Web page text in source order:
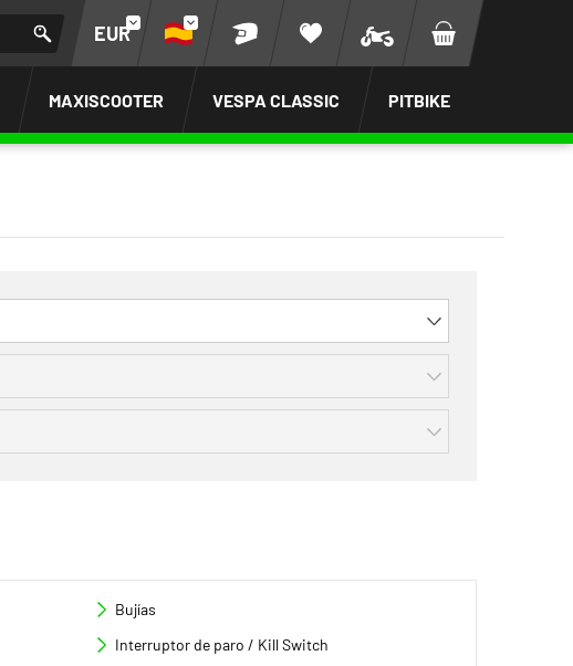
EUR
MAXISCOOTER VESPA CLASSIC PITBIKE
Bujías
Interruptor de paro / Kill Switch